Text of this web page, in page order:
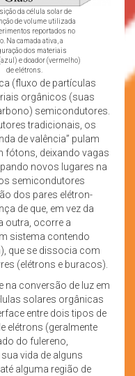
da célula solar de
de volume utilizada
reportados no
Na camada ativa, a
dos materiais
e doador (vermelho)
de elétrons.
(fluxo de partículas
orgânicos (suas
semicondutores.
tradicionais, os
de valência” pulam
fótons, deixando vagas
novos lugares na
semicondutores
dos pares elétron-
de que, em vez da
outra, ocorre a
sistema contendo
que se dissocia com
(elétrons e buracos).
na conversão de luz em
solares orgânicas
entre dois tipos de
elétrons (geralmente
do fulereno,
vida de alguns
alguma região de